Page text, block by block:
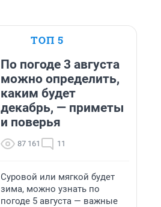
ТОП 5
По погоде 3 августа
можно определить,
каким будет
декабрь, — приметы
и поверья
87 161 11
Суровой или мягкой будет
зима, можно узнать по
погоде 5 августа — важные